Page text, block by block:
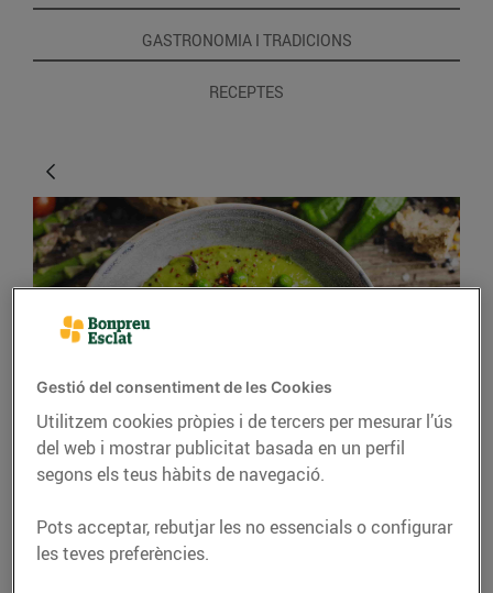
GASTRONOMIA I TRADICIONS
RECEPTES
CONSELLS I HÀBITS SALUDABLES
La primavera omple de
31/de març/2022
Gestió del consentiment de les Cookies
Utilitzem cookies pròpies i de tercers per mesurar l’ús
del web i mostrar publicitat basada en un perfil
segons els teus hàbits de navegació.
Pots acceptar, rebutjar les no essencials o configurar
les teves preferències.